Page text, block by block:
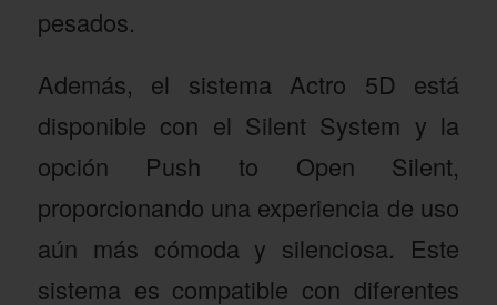
pesados.
Además, el sistema Actro 5D está
disponible con el Silent System y la
opción Push to Open Silent,
proporcionando una experiencia de uso
aún más cómoda y silenciosa. Este
sistema es compatible con diferentes